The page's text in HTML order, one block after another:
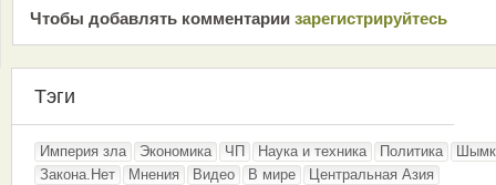
Чтобы добавлять комментарии зарeгиcтрирyйтeсь
Тэги
Империя зла Экономика ЧП Наука и техника Политика
Закона.Нет
Мнения Видео В мире
Центральная Азия